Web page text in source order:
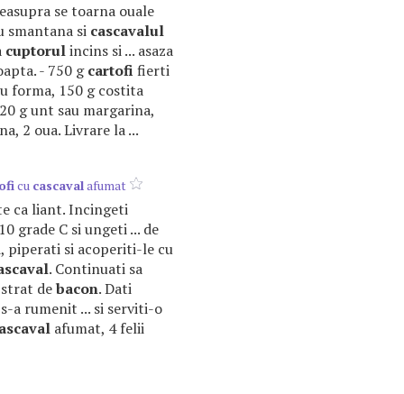
se toarna ouale
smantana si cascavalul
cuptorulincins si ... asaza
- 750 gcartofi fierti
forma, 150 g costita
g unt sau margarina,
2 oua. Livrare la ...
cu cascavalafumat
ca liant. Incingeti
grade C si ungeti ... de
piperati si acoperiti-le cu
. Continuati sa
debacon. Dati
s-a rumenit ... si serviti-o
afumat, 4 felii